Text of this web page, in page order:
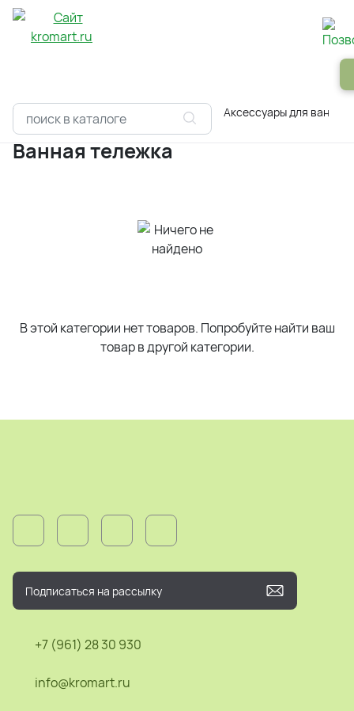
Главная Сантехника Аксессуары для ванной
Ванная тележка
В этой категории нет товаров. Попробуйте найти ваш
товар в другой категории.
+7 (961) 28 30 930
info@kromart.ru